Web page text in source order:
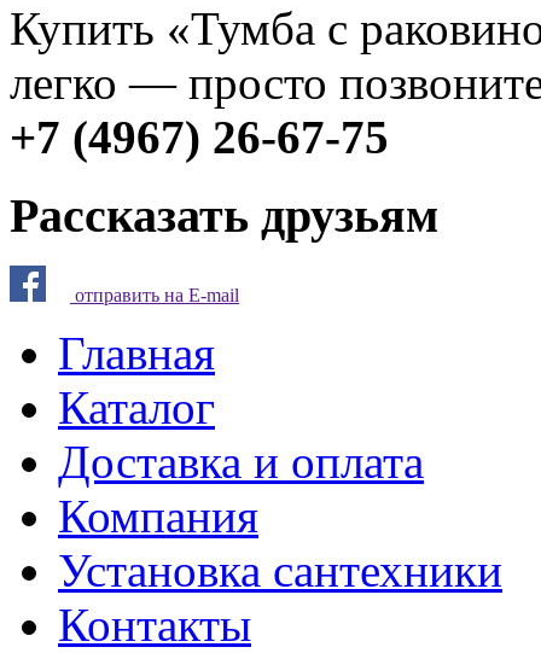
Купить «Тумба с
легко — просто
+7 (4967) 26-67-75
Рассказать друзьям
отправить на E-mail
Главная
Каталог
Доставка и оплата
Компания
Установка сантехники
Контакты